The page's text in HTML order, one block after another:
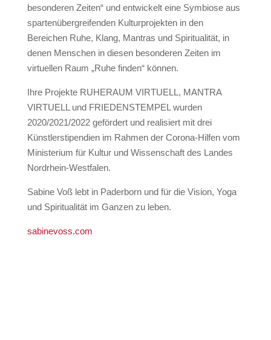
besonderen Zeiten“ und entwickelt eine Symbiose aus
spartenübergreifenden Kulturprojekten in den
Bereichen Ruhe, Klang, Mantras und Spiritualität, in
denen Menschen in diesen besonderen Zeiten im
virtuellen Raum „Ruhe finden“ können.
Ihre Projekte RUHERAUM VIRTUELL, MANTRA
VIRTUELL und FRIEDENSTEMPEL wurden
2020/2021/2022 gefördert und realisiert mit drei
Künstlerstipendien im Rahmen der Corona-Hilfen vom
Ministerium für Kultur und Wissenschaft des Landes
Nordrhein-Westfalen.
Sabine Voß lebt in Paderborn und für die Vision, Yoga
und Spiritualität im Ganzen zu leben.
sabinevoss.com